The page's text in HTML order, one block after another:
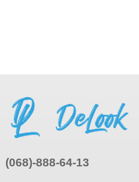
(068)-888-64-13